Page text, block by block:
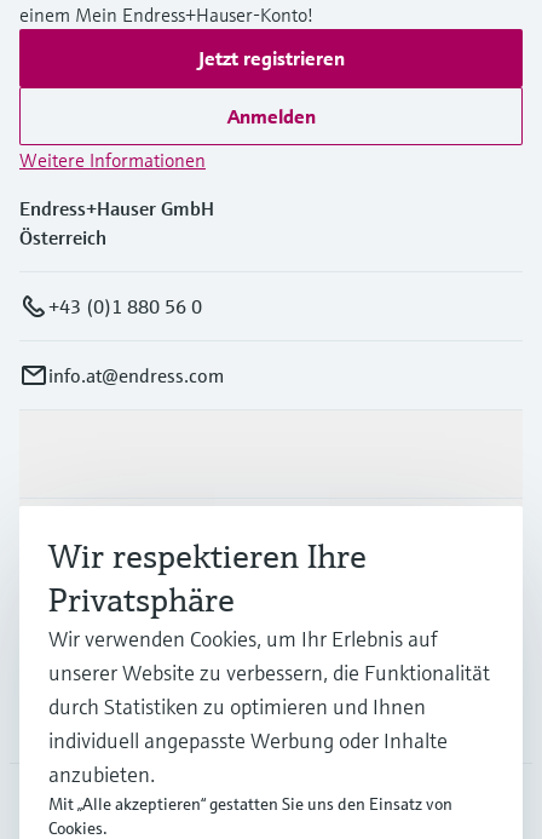
einem Mein Endress+Hauser-Konto!
Jetzt registrieren
Anmelden
Weitere Informationen
Endress+Hauser GmbH
Österreich
+43 (0)1 880 56 0
info.at@endress.com
Branchen
Support
Unternehmen
Wir respektieren Ihre
Privatsphäre
Wir verwenden Cookies, um Ihr Erlebnis auf
unserer Website zu verbessern, die Funktionalität
durch Statistiken zu optimieren und Ihnen
individuell angepasste Werbung oder Inhalte
anzubieten.
Mit „Alle akzeptieren“ gestatten Sie uns den Einsatz von
Cookies.